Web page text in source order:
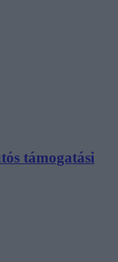
támogatási